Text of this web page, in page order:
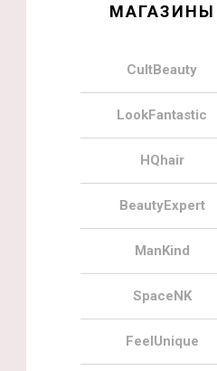
МАГАЗИНЫ
CultBeauty
LookFantastic
HQhair
BeautyExpert
ManKind
SpaceNK
FeelUnique